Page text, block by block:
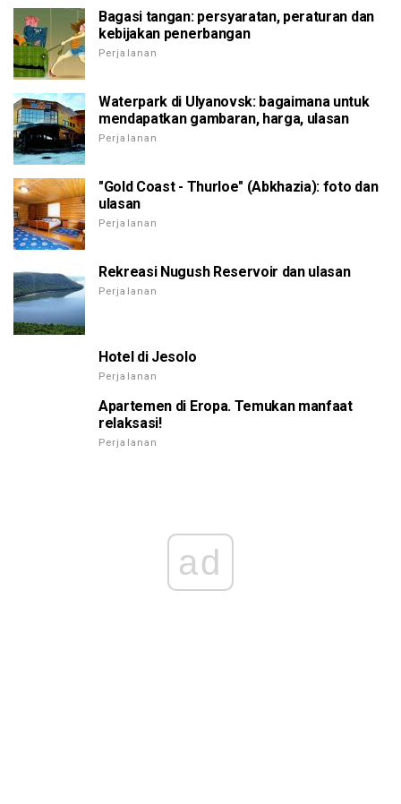
Bagasi tangan: persyaratan, peraturan dan
kebijakan penerbangan
Perjalanan
Waterpark di Ulyanovsk: bagaimana untuk
mendapatkan gambaran, harga, ulasan
Perjalanan
"Gold Coast - Thurloe" (Abkhazia): foto dan
ulasan
Perjalanan
Rekreasi Nugush Reservoir dan ulasan
Perjalanan
Hotel di Jesolo
Perjalanan
Apartemen di Eropa. Temukan manfaat
relaksasi!
Perjalanan
ad